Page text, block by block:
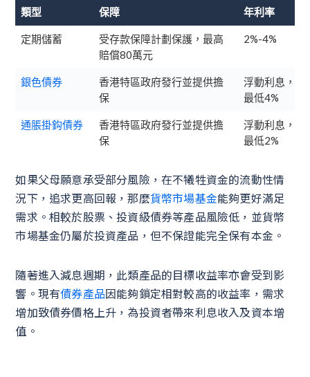
類型 保障 年利率
定期儲蓄
受存款保障計劃保護，最高
賠償80萬元
2%-4%
銀色債券
香港特區政府發行並提供擔
保
浮動利息，
最低4%
通脹掛鈎債券
香港特區政府發行並提供擔
保
浮動利息，
最低2%
如果父母願意承受部分風險，在不犧牲資金的流動性情
況下，追求更高回報，那麼貨幣市場基金能夠更好滿足
需求。相較於股票、投資級債券等產品風險低，並貨幣
市場基金仍屬於投資產品，但不保證能完全保有本金。
隨著進入減息週期，此類產品的目標收益率亦會受到影
響。現有債券產品因能夠鎖定相對較高的收益率，需求
增加致債券價格上升，為投資者帶來利息收入及資本增
值。